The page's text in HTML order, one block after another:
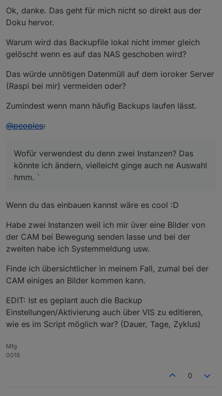
Ok, danke. Das geht für mich nicht so direkt aus der
Doku hervor.
Warum wird das Backupfile lokal nicht immer gleich
gelöscht wenn es auf das NAS geschoben wird?
Das würde unnötigen Datenmüll auf dem ioroker Server
(Raspi bei mir) vermeiden oder?
Zumindest wenn mann häufig Backups laufen lässt.
@peoples:
Wofür verwendest du denn zwei Instanzen? Das
könnte ich ändern, vielleicht ginge auch ne Auswahl
hmm. `
Wenn du das einbauen kannst wäre es cool :D
Habe zwei Instanzen weil ich mir üver eine Bilder von
der CAM bei Bewegung senden lasse und bei der
zweiten habe ich Systemmeldung usw.
Finde ich übersichtlicher in meinem Fall, zumal bei der
CAM einiges an Bilder kommen kann.
EDIT: Ist es geplant auch die Backup
Einstellungen/Aktivierung auch über VIS zu editieren,
wie es im Script möglich war? (Dauer, Tage, Zyklus)
Mfg
0018
0